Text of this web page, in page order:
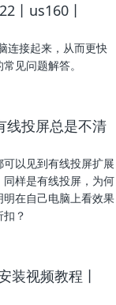
丨us160丨
连接起来，从而更快
见问题解答。
线投屏总是不清
以见到有线投屏扩展
样是有线投屏，为何
在自己电脑上看效果
？
装视频教程丨